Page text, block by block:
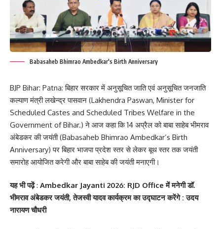
Babasaheb Bhimrao Ambedkar's Birth Anniversary
BJP Bihar: Patna: बिहार सरकार में अनुसूचित जाति एवं अनुसूचित जनजाति
कल्याण मंत्री लखेन्द्र पासवान (Lakhendra Paswan, Minister for
Scheduled Castes and Scheduled Tribes Welfare in the
Government of Bihar.) ने आज कहा कि 14 अप्रैल को बाबा साहेब भीमराव
अंबेडकर की जयंती (Babasaheb Bhimrao Ambedkar’s Birth
Anniversary) पर बिहार भाजपा प्रदेश स्तर से लेकर बूथ स्तर तक जयंती
समारोह आयोजित करेगी और बाबा साहेब की जयंती मनाएगी।
यह भी पढ़ें: Ambedkar Jayanti 2026: RJD Office में मनेगी डॉ.
भीमराव अंबेडकर जयंती, तेजस्वी यादव कार्यक्रम का उद्घाटन करेंगे : उदय
नारायण चौधरी